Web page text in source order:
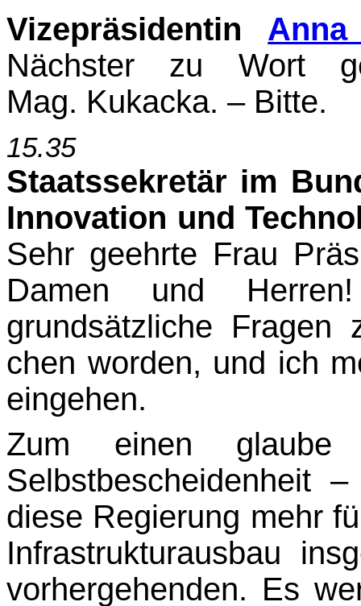
Vizepräsidentin
Nächster zu Wort
Mag. Kukacka. – Bitte.
15.35
Staatssekretär im
Innovation und
Sehr geehrte Frau
Damen und
grundsätzliche Fragen
chen worden, und ich
eingehen.
Zum einen
Selbstbescheidenheit
diese Regierung mehr
Infrastrukturausbau
vorhergehenden. Es